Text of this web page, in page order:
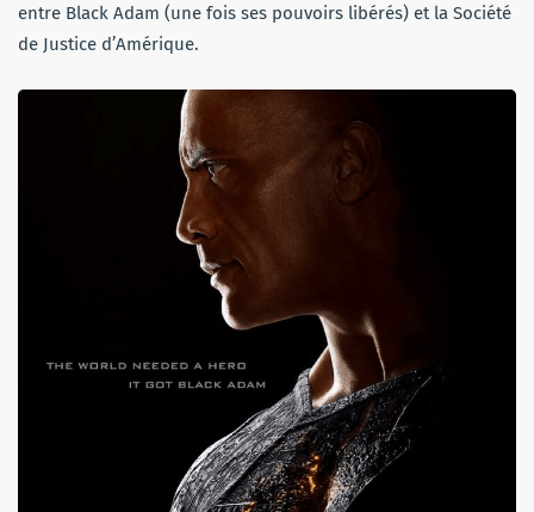
entre Black Adam (une fois ses pouvoirs libérés) et la Société
de Justice d’Amérique.